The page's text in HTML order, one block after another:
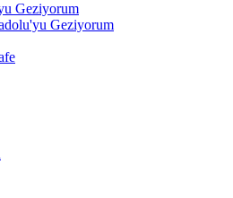
Geziyorum
Geziyorum